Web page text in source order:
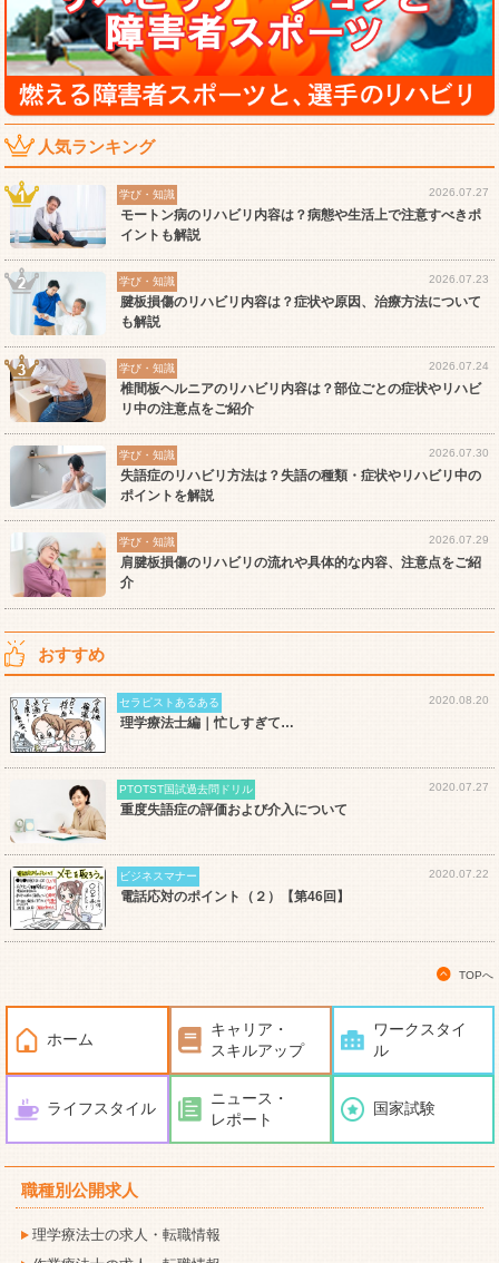
人気ランキング
学び・知識 2026.07.27
モートン病のリハビリ内容は？病態や生活上で注意すべきポ
イントも解説
学び・知識 2026.07.23
腱板損傷のリハビリ内容は？症状や原因、治療方法について
も解説
学び・知識 2026.07.24
椎間板ヘルニアのリハビリ内容は？部位ごとの症状やリハビ
リ中の注意点をご紹介
学び・知識 2026.07.30
失語症のリハビリ方法は？失語の種類・症状やリハビリ中の
ポイントを解説
学び・知識 2026.07.29
肩腱板損傷のリハビリの流れや具体的な内容、注意点をご紹
介
おすすめ
セラピストあるある 2020.08.20
理学療法士編｜忙しすぎて…
PTOTST国試過去問ドリル 2020.07.27
重度失語症の評価および介入について
ビジネスマナー 2020.07.22
電話応対のポイント（２）【第46回】
TOPへ
ホーム
キャリア・
スキルアップ
ワークスタイ
ル
ライフスタイル
ニュース・
レポート
国家試験
職種別公開求人
理学療法士の求人・転職情報